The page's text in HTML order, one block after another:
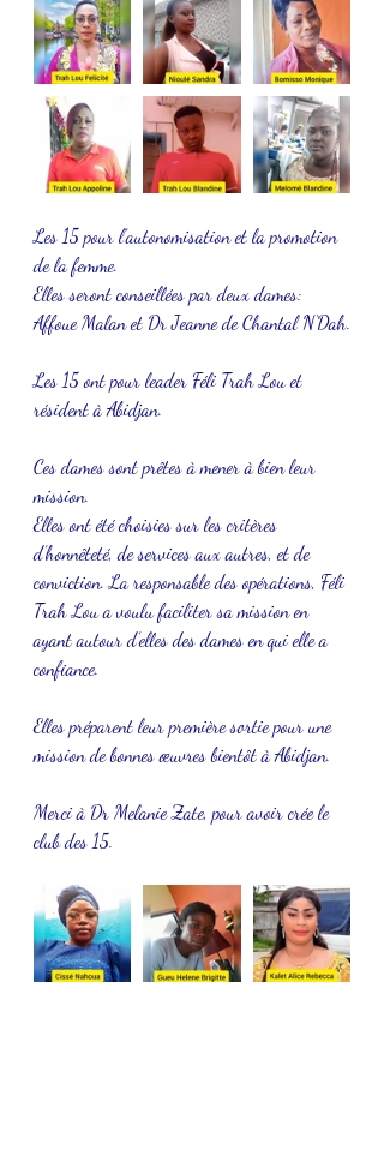
Les 15 pour l’autonomisation et la promotion
de la femme.
Elles seront conseillées par deux dames:
Affoue Malan et Dr Jeanne de Chantal N‘Dah.
Les 15 ont pour leader Féli Trah Lou et
résident à Abidjan.
Ces dames sont prêtes à mener à bien leur
mission.
Elles ont été choisies sur les critères
d’honnêteté, de services aux autres, et de
conviction. La responsable des opérations, Féli
Trah Lou a voulu faciliter sa mission en
ayant autour d’elles des dames en qui elle a
confiance.
Elles préparent leur première sortie pour une
mission de bonnes œuvres bientôt à Abidjan.
Merci à Dr Melanie Zate, pour avoir crée le
club des 15.